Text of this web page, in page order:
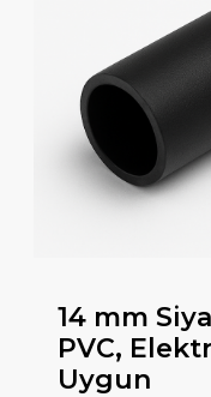
14 mm
PVC,
Uygun